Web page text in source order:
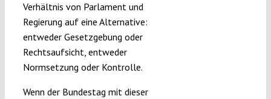
Verhältnis von Parlament und
Regierung auf eine Alternative:
entweder Gesetzgebung oder
Rechtsaufsicht, entweder
Normsetzung oder Kontrolle.
Wenn der Bundestag mit dieser